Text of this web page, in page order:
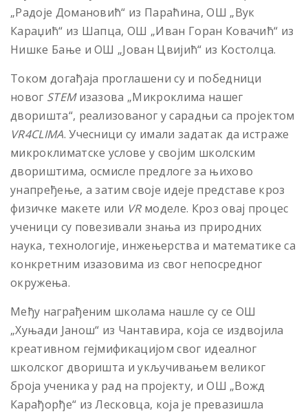
„Радоје Домановић“ из Параћина, ОШ „Вук
Караџић“ из Шапца, ОШ „Иван Горан Ковачић“ из
Нишке Бање и ОШ „Јован Цвијић“ из Костолца.
Током догађаја проглашени су и победници
новог STEMизазова „Микроклима нашег
дворишта“, реализованог у сарадњи са пројектом
VR4CLIMA. Учесници су имали задатак да истраже
микроклиматске услове у својим школским
двориштима, осмисле предлоге за њихово
унапређење, а затим своје идеје представе кроз
физичке макете или VRмоделе. Кроз овај процес
ученици су повезивали знања из природних
наука, технологије, инжењерства и математике са
конкретним изазовима из свог непосредног
окружења.
Међу награђеним школама нашле су се ОШ
„Хуњади Јанош“ из Чантавира, која се издвојила
креативном гејмификацијом свог идеалног
школског дворишта и укључивањем великог
броја ученика у рад на пројекту, и ОШ „Вожд
Карађорђе“ из Лесковца, која је превазишла